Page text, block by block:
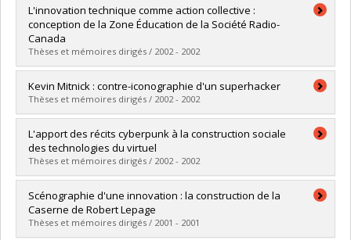
Graduate :Francis, Alexandre
Cycle :Master's
Grade :
Lien vers le document dans Papyrus
L'innovation technique comme action collective :
conception de la Zone Éducation de la Société Radio-
Canada
Thèses et mémoires dirigés / 2002 - 2002
Graduate :Ross, Philippe
Cycle : Master's
Grade :M. Sc.
Lien vers le document dans Papyrus
Kevin Mitnick : contre-iconographie d'un superhacker
Thèses et mémoires dirigés / 2002 - 2002
Graduate :Coutu, Jean-Sébastien
Cycle :Master's
Grade :M. Sc.
Lien vers le document dans Papyrus
L'apport des récits cyberpunk à la construction sociale
des technologies du virtuel
Thèses et mémoires dirigés / 2002 - 2002
Graduate :Potvin, André-Claude
Cycle :Master's
Grade :M. Sc.
Lien vers le document dans Papyrus
Scénographie d'une innovation : la construction de la
Caserne de Robert Lepage
Thèses et mémoires dirigés / 2001 - 2001